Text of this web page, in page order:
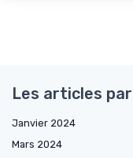
Les articles
Janvier 2024
Mars 2024